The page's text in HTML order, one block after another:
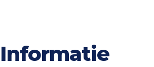
Informatie